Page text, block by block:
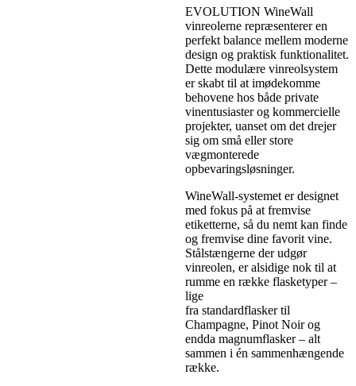
EVOLUTION WineWall
vinreolerne repræsenterer en
perfekt balance mellem moderne
design og praktisk funktionalitet.
Dette modulære vinreolsystem
er skabt til at imødekomme
behovene hos både private
vinentusiaster og kommercielle
projekter, uanset om det drejer
sig om små eller store
vægmonterede
opbevaringsløsninger.
WineWall-systemet er designet
med fokus på at fremvise
etiketterne, så du nemt kan finde
og fremvise dine favorit vine.
Stålstængerne der udgør
vinreolen, er alsidige nok til at
rumme en række flasketyper –
lige
fra standardflasker til
Champagne, Pinot Noir og
endda magnumflasker – alt
sammen i én sammenhængende
række.